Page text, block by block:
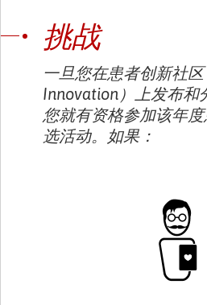
挑战
一旦您在患者创新社
Innovation）上发布和
您就有资格参加该年
选活动。如果：